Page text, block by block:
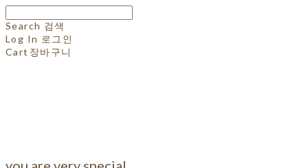
Search 검색
Log In 로그인
Cart 장바구니